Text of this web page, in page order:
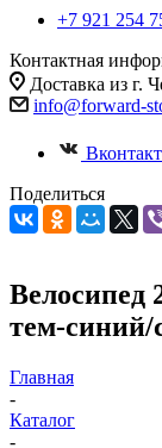
+7 921 254
Контактная
Доставка из г.
info@forward-
Поделиться
Велосипед
тем-
Главная
-
Каталог
-